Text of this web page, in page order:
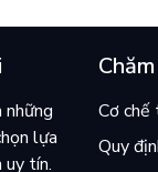
lựa
uy tín.
Cơ chế
Quy